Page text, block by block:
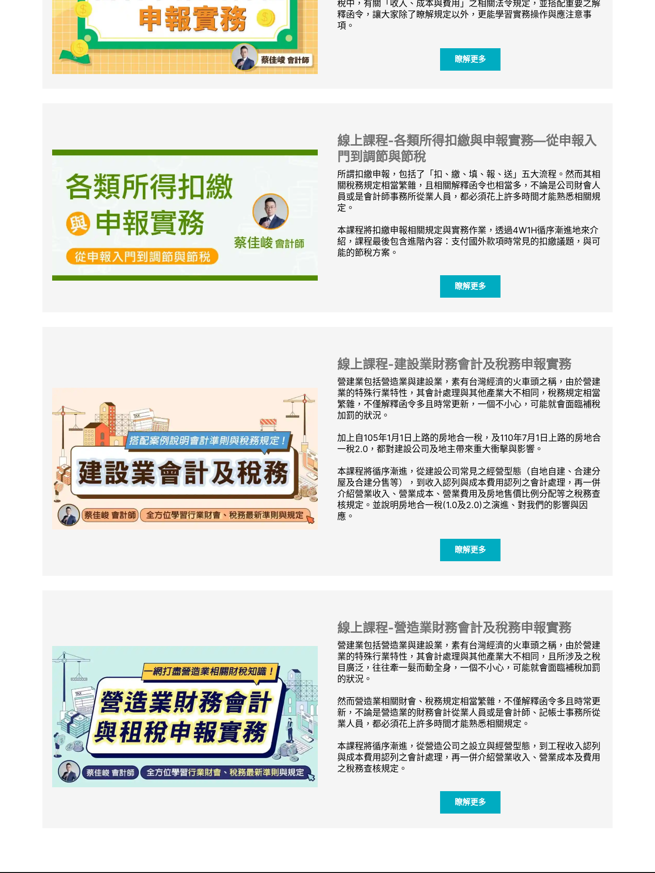
稅中，有關「收入、成本與費用」之相關法令規定，並搭配重要之解
釋函令，讓大家除了瞭解規定以外，更能學習實務操作與應注意事
項。
瞭解更多
線上課程-各類所得扣繳與申報實務—從申報入
門到調節與節稅
所謂扣繳申報，包括了「扣、繳、填、報、送」五大流程。然而其相
關稅務規定相當繁雜，且相關解釋函令也相當多，不論是公司財會人
員或是會計師事務所從業人員，都必須花上許多時間才能熟悉相關規
定。
本課程將扣繳申報相關規定與實務作業，透過4W1H循序漸進地來介
紹，課程最後包含進階內容：支付國外款項時常見的扣繳議題，與可
能的節稅方案。
瞭解更多
線上課程-建設業財務會計及稅務申報實務
營建業包括營造業與建設業，素有台灣經濟的火車頭之稱，由於營建
業的特殊行業特性，其會計處理與其他產業大不相同，稅務規定相當
繁雜，不僅解釋函令多且時常更新，一個不小心，可能就會面臨補稅
加罰的狀況。
加上自105年1月1日上路的房地合一稅，及110年7月1日上路的房地合
一稅2.0，都對建設公司及地主帶來重大衝擊與影響。
本課程將循序漸進，從建設公司常見之經營型態（自地自建、合建分
屋及合建分售等），到收入認列與成本費用認列之會計處理，再一併
介紹營業收入、營業成本、營業費用及房地售價比例分配等之稅務查
核規定。並說明房地合一稅(1.0及2.0)之演進、對我們的影響與因
應。
瞭解更多
線上課程-營造業財務會計及稅務申報實務
營建業包括營造業與建設業，素有台灣經濟的火車頭之稱，由於營建
業的特殊行業特性，其會計處理與其他產業大不相同，且所涉及之稅
目廣泛，往往牽一髮而動全身，一個不小心，可能就會面臨補稅加罰
的狀況。
然而營造業相關財會、稅務規定相當繁雜，不僅解釋函令多且時常更
新，不論是營造業的財務會計從業人員或是會計師、記帳士事務所從
業人員，都必須花上許多時間才能熟悉相關規定。
本課程將循序漸進，從營造公司之設立與經營型態，到工程收入認列
與成本費用認列之會計處理，再一併介紹營業收入、營業成本及費用
之稅務查核規定。
瞭解更多